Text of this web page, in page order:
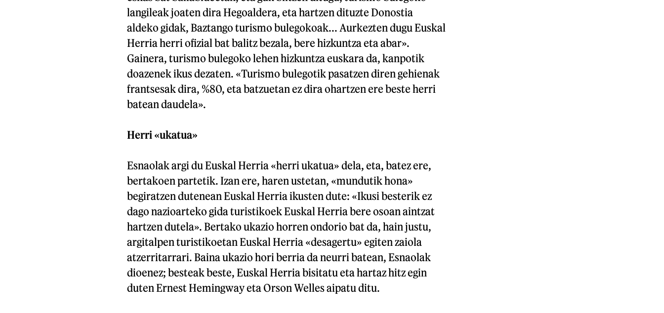
langileak joaten dira Hegoaldera, eta hartzen dituzte Donostia
aldeko gidak, Baztango turismo bulegokoak... Aurkezten dugu Euskal
Herria herri ofizial bat balitz bezala, bere hizkuntza eta abar».
Gainera, turismo bulegoko lehen hizkuntza euskara da, kanpotik
doazenek ikus dezaten. «Turismo bulegotik pasatzen diren gehienak
frantsesak dira, %80, eta batzuetan ez dira ohartzen ere beste herri
batean daudela».
Herri «ukatua»
Esnaolak argi du Euskal Herria «herri ukatua» dela, eta, batez ere,
bertakoen partetik. Izan ere, haren ustetan, «mundutik hona»
begiratzen dutenean Euskal Herria ikusten dute: «Ikusi besterik ez
dago nazioarteko gida turistikoek Euskal Herria bere osoan aintzat
hartzen dutela». Bertako ukazio horren ondorio bat da, hain justu,
argitalpen turistikoetan Euskal Herria «desagertu» egiten zaiola
atzerritarrari. Baina ukazio hori berria da neurri batean, Esnaolak
dioenez; besteak beste, Euskal Herria bisitatu eta hartaz hitz egin
duten Ernest Hemingway eta Orson Welles aipatu ditu.